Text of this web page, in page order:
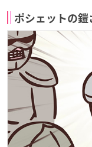
ポシェットの鎧